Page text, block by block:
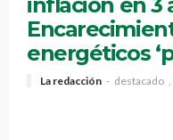
energéticos
La redacción destacado